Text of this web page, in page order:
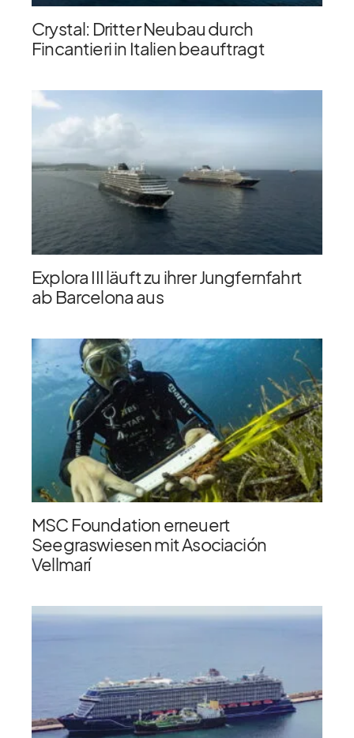
Crystal: Dritter Neubau durch
Fincantieri in Italien beauftragt
Explora III läuft zu ihrer Jungfernfahrt
ab Barcelona aus
MSC Foundation erneuert
Seegraswiesen mit Asociación
Vellmarí